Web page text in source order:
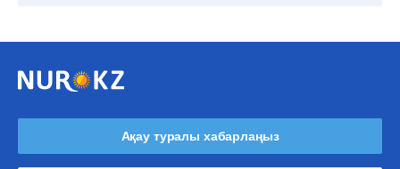
Ақау туралы хабарлаңыз